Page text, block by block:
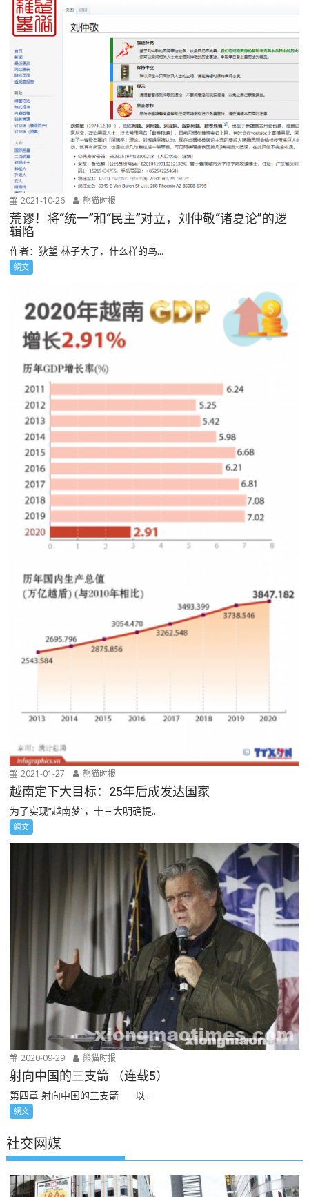
2021-10-26 熊猫时报
荒谬！将“统一”和“民主”对立，刘仲敬“诸夏论”的逻
辑陷
作者：狄望 林子大了，什么样的鸟...
網文
2021-01-27 熊猫时报
越南定下大目标：25年后成发达国家
为了实现“越南梦”，十三大明确提...
網文
2020-09-29 熊猫时报
射向中国的三支箭 （连载5）
第四章 射向中国的三支箭 ──以...
網文
社交网媒